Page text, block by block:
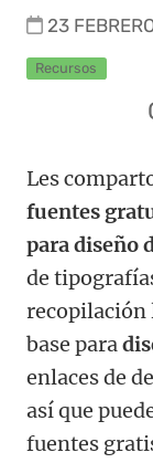
23
Recursos
Les
fuentes
para diseño
de
recopilación
base para
enlaces de
así que
fuentes